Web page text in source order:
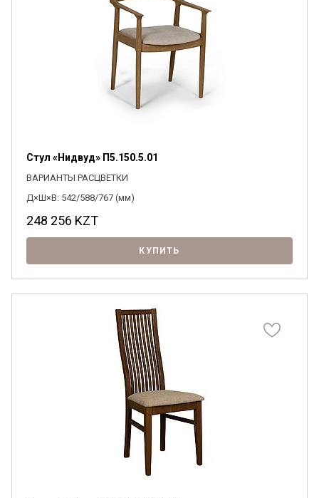
Стул «Нидвуд» П5.150.5.01
ВАРИАНТЫ РАСЦВЕТКИ
Д×Ш×В: 542/588/767 (мм)
248 256 KZT
КУПИТЬ